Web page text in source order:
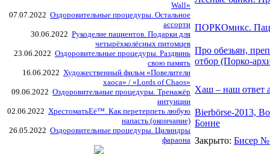
Wall»
07.07.2022 Оздоровительные процедуры. Остальное
ассорти
30.06.2022 Рукоделие пациентов. Подарки для
четырёхколёсных питомцев
23.06.2022 Оздоровительные процедуры. Раздвинь
свою память
16.06.2022 Художественный фильм «Повелители
хаоса» / «Lords of Chaos»
09.06.2022 Оздоровительные процедуры. Тренажёр
интуиции
02.06.2022 ХрестоматьЕё™. Как перетерпеть любую
напасть (окончание)
26.05.2022 Оздоровительные процедуры. Цилиндры
фараона
ПОРКОмикс.
Про обезьян,
отбор (Порко-
Хаш – наш ответ
Bierbörse-2013,
Бонне
Закрыто: Бисер